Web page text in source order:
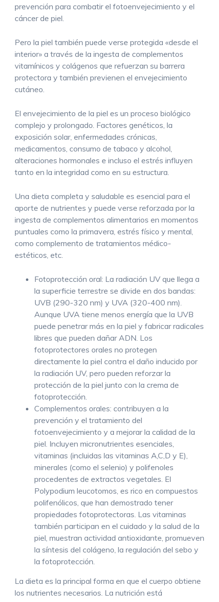
prevención para combatir el fotoenvejecimiento y el
cáncer de piel.
Pero la piel también puede verse protegida «desde el
interior» a través de la ingesta de complementos
vitamínicos y colágenos que refuerzan su barrera
protectora y también previenen el envejecimiento
cutáneo.
El envejecimiento de la piel es un proceso biológico
complejo y prolongado. Factores genéticos, la
exposición solar, enfermedades crónicas,
medicamentos, consumo de tabaco y alcohol,
alteraciones hormonales e incluso el estrés influyen
tanto en la integridad como en su estructura.
Una dieta completa y saludable es esencial para el
aporte de nutrientes y puede verse reforzada por la
ingesta de complementos alimentarios en momentos
puntuales como la primavera, estrés físico y mental,
como complemento de tratamientos médico-
estéticos, etc.
Fotoprotección oral: La radiación UV que llega a
la superficie terrestre se divide en dos bandas:
UVB (290-320 nm) y UVA (320-400 nm).
Aunque UVA tiene menos energía que la UVB
puede penetrar más en la piel y fabricar radicales
libres que pueden dañar ADN. Los
fotoprotectores orales no protegen
directamente la piel contra el daño inducido por
la radiación UV, pero pueden reforzar la
protección de la piel junto con la crema de
fotoprotección.
Complementos orales: contribuyen a la
prevención y el tratamiento del
fotoenvejecimiento y a mejorar la calidad de la
piel. Incluyen micronutrientes esenciales,
vitaminas (incluidas las vitaminas A,C,D y E),
minerales (como el selenio) y polifenoles
procedentes de extractos vegetales. El
Polypodium leucotomos, es rico en compuestos
polifenólicos, que han demostrado tener
propiedades fotoprotectoras. Las vitaminas
también participan en el cuidado y la salud de la
piel, muestran actividad antioxidante, promueven
la síntesis del colágeno, la regulación del sebo y
la fotoprotección.
La dieta es la principal forma en que el cuerpo obtiene
los nutrientes necesarios. La nutrición está